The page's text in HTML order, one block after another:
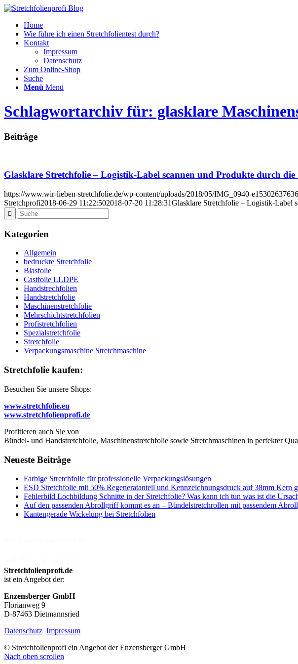
Home
Wie führe ich einen Stretchfolientest durch?
Kontakt
Impressum
Datenschutz
Zum Online-Shop
Suche
Menü Menü
Schlagwortarchiv für: glasklare
Beiträge
Glasklare Stretchfolie – Logistik-Label scannen und Produkte durch die
https://www.wir-lieben-stretchfolie.de/wp-content/uploads/2018/05/IMG_0940-
Stretchprofi2018-06-29 11:22:502018-07-20 11:28:31Glasklare Stretchfolie – Logistik-Label
Kategorien
Allgemein
bedruckte Stretchfolie
Blasfolie
Castfolie LLDPE
Handstrechfolien
Handstretchfolie
Maschinenstretchfolie
Mehrschichtstretchfolien
Profistretchfolien
Spezialstretchfolie
Stretchfolie
Verpackungsmaschine Stretchmaschine
Stretchfolie kaufen:
Besuchen Sie unsere Shops:
www.stretchfolie.eu
www.stretchfolienprofi.de
Profitieren auch Sie von
Bündel- und Handstretchfolie, Maschinenstretchfolie sowie Stretchmaschinen in perfekter
Neueste Beiträge
Farbige Stretchfolie für professionelle Verpackungslösungen
ESD Stretchfolie mit 50% Regeneratanteil und Kennzeichnungsdruck auf 38mm Kern
Fehlerbild Lochbildung Schnitte in der Stretchfolie? Was kann ich tun was ist die
Auf den passenden Abrollgriff kommt es an – Bündelstretchrollen mit passendem
Kantengerade Wickelung bei Stretchfolien
Stretchfolienprofi.de
ist ein Angebot der:
Enzensberger GmbH
Florianweg 9
D-87463 Dietmannsried
Datenschutz Impressum
© Stretchfolienprofi ein Angebot der Enzensberger GmbH
Nach oben scrollen